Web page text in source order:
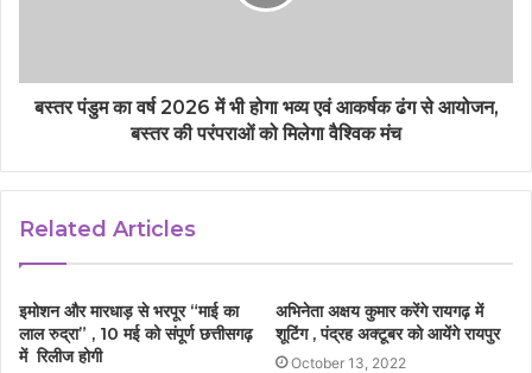
बस्तर पंडुम का वर्ष 2026 में भी होगा भव्य एवं आकर्षक ढंग से आयोजन,
बस्तर की परंपराओं को मिलेगा वैश्विक मंच
Related Articles
इमोशन और मारधाड़ से भरपूर “माई का
लाल रुद्रा” , 10 मई को संपूर्ण छत्तीसगढ़
में रिलीज होगी
अभिनेता अक्षय कुमार करेंगे रायगढ़ में
शूटिंग , पंद्रह अक्टूबर को आयेंगे रायपुर
October 13, 2022